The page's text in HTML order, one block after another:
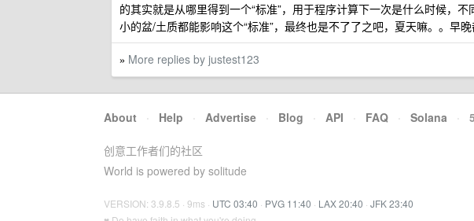
的其实就是从哪里得到一个“标准”，用于程序计算下一次是什么时候，
小的盆/土质都能影响这个“标准”，最终也是不了了之吧，夏天嘛。。早晚
» More replies by justest123
About · Help · Advertise · Blog · API · FAQ · Solana ·
创意工作者们的社区
World is powered by solitude
VERSION: 3.9.8.5 · 9ms · UTC 03:40 · PVG 11:40 · LAX 20:40 · JFK 23:40